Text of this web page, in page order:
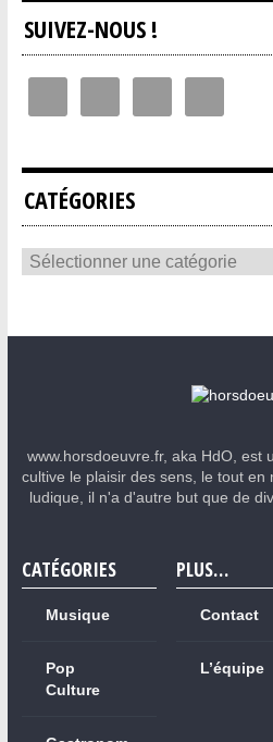
SUIVEZ-NOUS !
CATÉGORIES
www.horsdoeuvre.fr, aka HdO, est
cultive le plaisir des sens, le tout
ludique, il n'a d'autre but que de
CATÉGORIES
Musique
Pop
Culture
PLUS…
Contact
L’équipe